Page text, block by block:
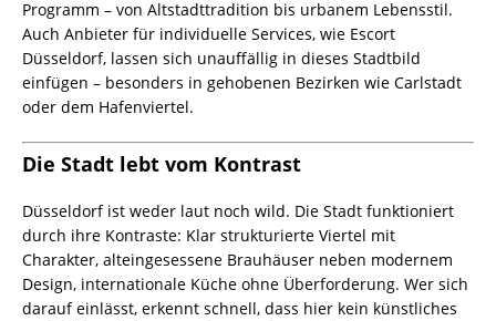
Programm – von Altstadttradition bis urbanem Lebensstil.
Auch Anbieter für individuelle Services, wie Escort
Düsseldorf, lassen sich unauffällig in dieses Stadtbild
einfügen – besonders in gehobenen Bezirken wie Carlstadt
oder dem Hafenviertel.
Die Stadt lebt vom Kontrast
Düsseldorf ist weder laut noch wild. Die Stadt funktioniert
durch ihre Kontraste: Klar strukturierte Viertel mit
Charakter, alteingesessene Brauhäuser neben modernem
Design, internationale Küche ohne Überforderung. Wer sich
darauf einlässt, erkennt schnell, dass hier kein künstliches